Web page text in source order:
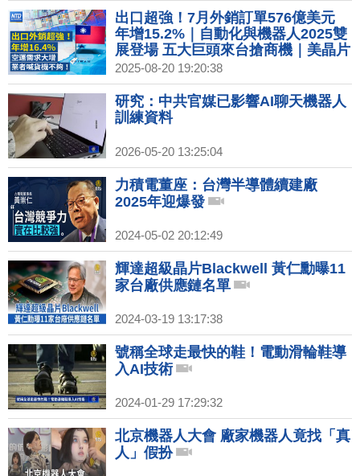
出口超強！7月外銷訂單576億美元
年增15.2%｜自動化與機器人2025雙
展登場 五大巨頭來台搶商機｜美晶片
補助換入股？台積電股價重挫3.8%｜
汽車關稅歸零對策？裕隆：4策略、
尋求新代工機會
2025-08-20 19:20:38
研究：中共官媒已影響AI聊天機器人
訓練資料
2026-05-20 13:25:04
力積電董座：台灣半導體續建廠
2025年迎爆發
2024-05-02 20:12:49
輝達超級晶片Blackwell 黃仁勳曝11
家台廠供應鏈名單
2024-03-19 13:17:38
號稱全球走最快的鞋！電動滑輪鞋導
入AI技術
2024-01-29 17:29:32
北京機器人大會 廠家機器人竟找「真
人」假扮